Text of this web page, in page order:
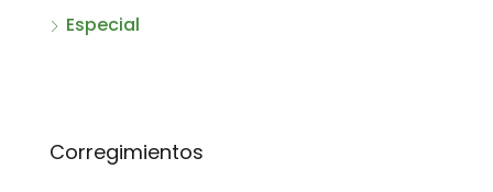
Especial
Corregimientos